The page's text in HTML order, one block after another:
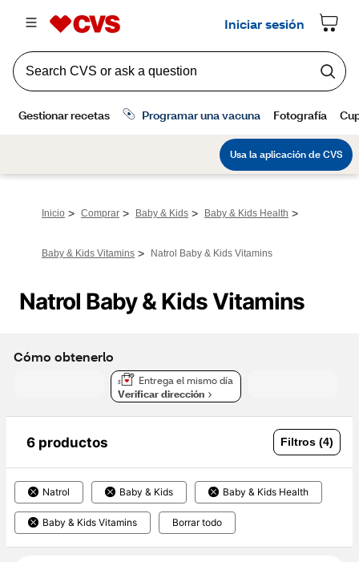
Inicio > Comprar > Baby & Kids > Baby & Kids Health >
Baby & Kids Vitamins > Natrol Baby & Kids Vitamins
Natrol Baby & Kids Vitamins
Cómo obtenerlo
Entrega el mismo día
Verificar dirección
6 productos Filtros (4)
Natrol Baby & Kids Baby & Kids Health
Baby & Kids Vitamins Borrar todo